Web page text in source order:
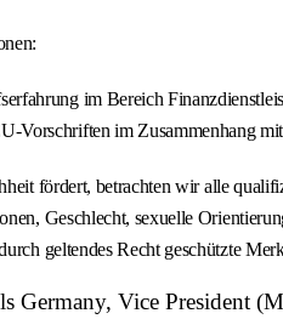
im Bereich
Vorschriften im Zusammenhang
fördert, betrachten wir alle
Geschlecht, sexuelle
geltendes Recht geschützte
Germany, Vice President